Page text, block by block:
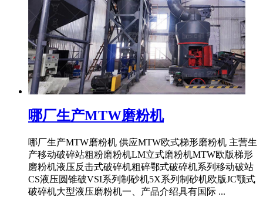
哪厂生产MTW磨粉机
哪厂生产MTW磨粉机 供应MTW欧式梯形磨粉机 主营生
产移动破碎站粗粉磨粉机LM立式磨粉机MTW欧版梯形
磨粉机液压反击式破碎机粗碎鄂式破碎机系列移动破站
CS液压圆锥破VSI系列制砂机5X系列制砂机欧版JC颚式
破碎机大型液压磨粉机一、产品介绍具有国际 ...